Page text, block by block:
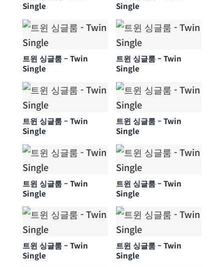
Single
Single
트윈 싱글룸 – Twin
Single
트윈 싱글룸 – Twin
Single
트윈 싱글룸 – Twin
Single
트윈 싱글룸 – Twin
Single
트윈 싱글룸 – Twin
Single
트윈 싱글룸 – Twin
Single
트윈 싱글룸 – Twin
Single
트윈 싱글룸 – Twin
Single